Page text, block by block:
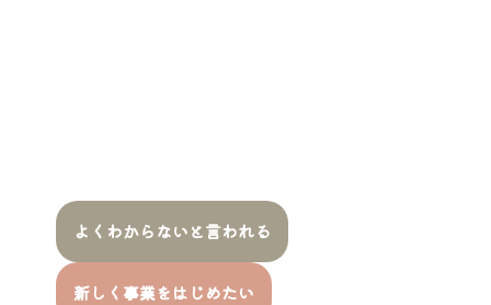
よくわからないと言われる
新しく事業をはじめたい